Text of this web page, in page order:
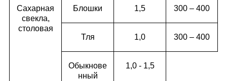
Сахарная
свекла,
столовая
Блошки 1,5 300 – 400
Тля 1,0 300 – 400
Обыкнове
нный
1,0 - 1,5